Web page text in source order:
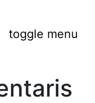
toggle menu